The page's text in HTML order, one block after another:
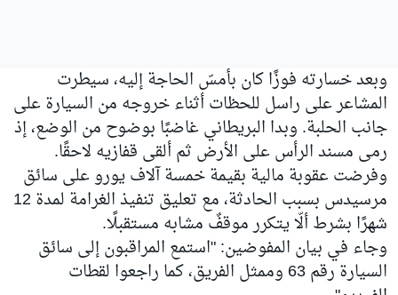
وبعد خسارته فوزًا كان بأمسّ الحاجة إليه، سيطرت
المشاعر على راسل للحظات أثناء خروجه من السيارة على
جانب الحلبة. وبدا البريطاني غاضبًا بوضوح من الوضع، إذ
رمى مسند الرأس على الأرض ثم ألقى قفازيه لاحقًا.
وفرضت عقوبة مالية بقيمة خمسة آلاف يورو على سائق
مرسيدس بسبب الحادثة، مع تعليق تنفيذ الغرامة لمدة 12
شهرًا بشرط ألّا يتكرر موقفٌ مشابه مستقبلًا.
وجاء في بيان المفوضين: "استمع المراقبون إلى سائق
السيارة رقم 63 وممثل الفريق، كما راجعوا لقطات